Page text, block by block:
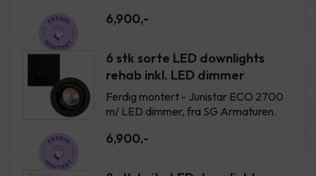
6,900,-
6 stk sorte LED downlights
rehab inkl. LED dimmer
Ferdig montert - Junistar ECO 2700
m/ LED dimmer, fra SG Armaturen.
6,900,-